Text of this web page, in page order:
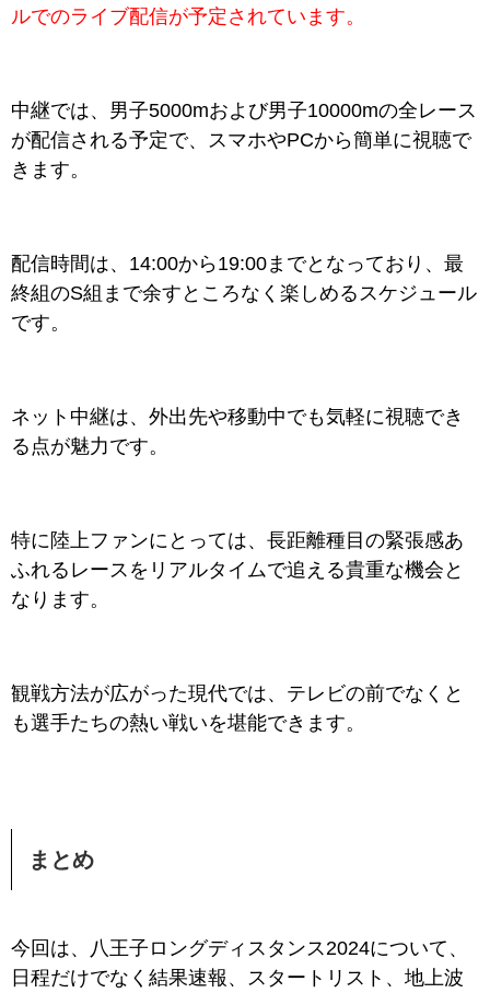
ルでのライブ配信が予定されています。
中継では、男子5000mおよび男子10000mの全レース
が配信される予定で、スマホやPCから簡単に視聴で
きます。
配信時間は、14:00から19:00までとなっており、最
終組のS組まで余すところなく楽しめるスケジュール
です。
ネット中継は、外出先や移動中でも気軽に視聴でき
る点が魅力です。
特に陸上ファンにとっては、長距離種目の緊張感あ
ふれるレースをリアルタイムで追える貴重な機会と
なります。
観戦方法が広がった現代では、テレビの前でなくと
も選手たちの熱い戦いを堪能できます。
まとめ
今回は、八王子ロングディスタンス2024について、
日程だけでなく結果速報、スタートリスト、地上波